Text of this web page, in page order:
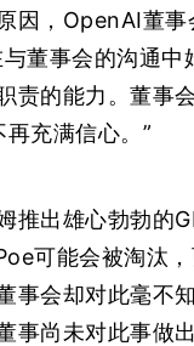
因，OpenAI董
董事会的沟通中
责的能力。董事
充满信心。”
推出雄心勃勃的
可能会被淘汰，
事会却对此毫不
事尚未对此事做